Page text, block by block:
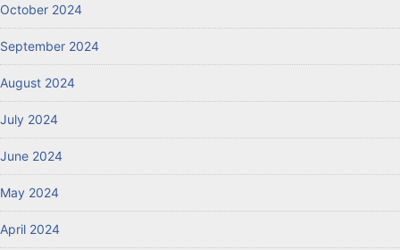
October 2024
September 2024
August 2024
July 2024
June 2024
May 2024
April 2024